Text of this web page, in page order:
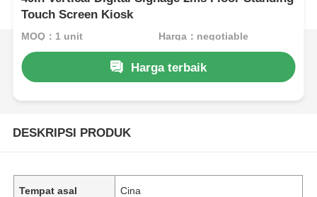
Touch Screen Kiosk
MOQ：1 unit Harga：negotiable
Harga terbaik
DESKRIPSI PRODUK
Tempat asal Cina